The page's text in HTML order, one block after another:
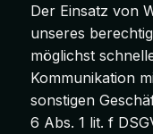
Der Einsatz von
unseres
möglichst
Kommunikation
sonstigen
6 Abs. 1 lit. f